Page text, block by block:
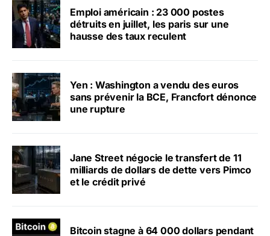
Emploi américain : 23 000 postes
détruits en juillet, les paris sur une
hausse des taux reculent
Yen : Washington a vendu des euros
sans prévenir la BCE, Francfort dénonce
une rupture
Jane Street négocie le transfert de 11
milliards de dollars de dette vers Pimco
et le crédit privé
Bitcoin stagne à 64 000 dollars pendant